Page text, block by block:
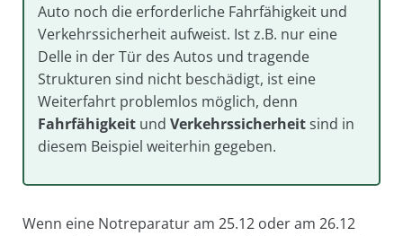
Auto noch die erforderliche Fahrfähigkeit und
Verkehrssicherheit aufweist. Ist z.B. nur eine
Delle in der Tür des Autos und tragende
Strukturen sind nicht beschädigt, ist eine
Weiterfahrt problemlos möglich, denn
Fahrfähigkeit und Verkehrssicherheitsind in
diesem Beispiel weiterhin gegeben.
Wenn eine Notreparatur am 25.12 oder am 26.12